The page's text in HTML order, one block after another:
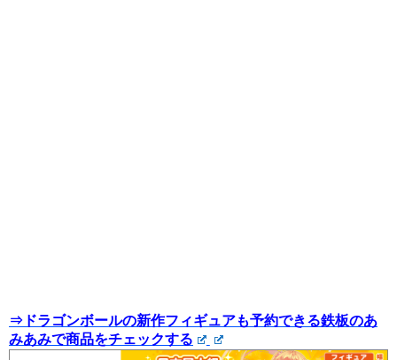
⇒ドラゴンボールの新作フィギュアも予約できる鉄板のあ
みあみで商品をチェックする